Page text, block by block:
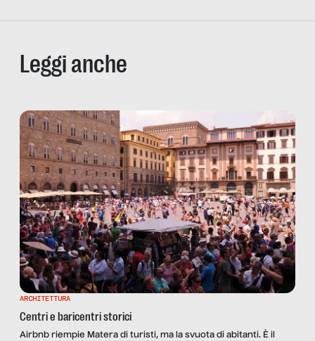
Leggi anche
ARCHITETTURA
Centri e baricentri storici
Airbnb riempie Matera di turisti, ma la svuota di abitanti. È il